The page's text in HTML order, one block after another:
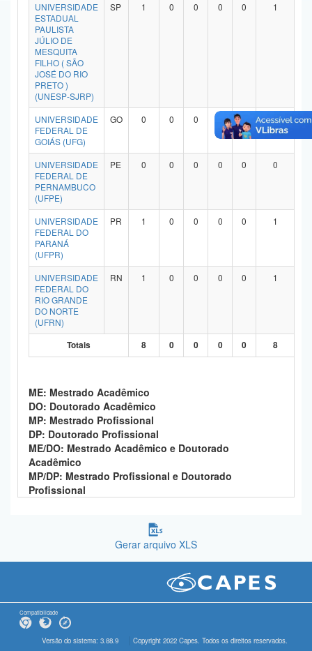
Banco Central do Brasil
UNIVERSIDADE
ESTADUAL
PAULISTA
JÚLIO DE
MESQUITA
FILHO ( SÃO
JOSÉ DO RIO
PRETO )
(UNESP-SJRP)
SP 1 0 0 0 0 1
UNIVERSIDADE
FEDERAL DE
GOIÁS (UFG)
GO 0 0 0 0 0
UNIVERSIDADE
FEDERAL DE
PERNAMBUCO
(UFPE)
PE 0 0 0 0 0 0
UNIVERSIDADE
FEDERAL DO
PARANÁ
(UFPR)
PR 1 0 0 0 0 1
UNIVERSIDADE
FEDERAL DO
RIO GRANDE
DO NORTE
(UFRN)
RN 1 0 0 0 0 1
Totais 8 0 0 0 0 8
ME: Mestrado Acadêmico
DO: Doutorado Acadêmico
MP: Mestrado Profissional
DP: Doutorado Profissional
ME/DO: Mestrado Acadêmico e Doutorado
Acadêmico
MP/DP: Mestrado Profissional e Doutorado
Profissional
Gerar arquivo XLS
Compatibilidade
Versão do sistema: 3.88.9 Copyright 2022 Capes. Todos os direitos reservados.